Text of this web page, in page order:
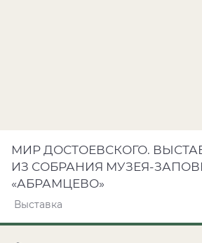
МИР ДОСТОЕВСКОГО.
ИЗ СОБРАНИЯ МУЗЕЯ-
«АБРАМЦЕВО»
Выставка